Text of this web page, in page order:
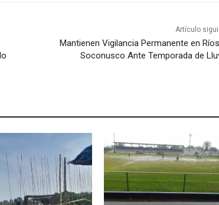
Artículo
Mantienen Vigilancia Permanente en
Soconusco Ante Temporada de